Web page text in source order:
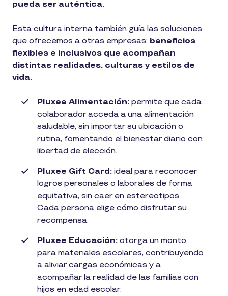
pueda ser auténtica.
Esta cultura interna también guía las soluciones
que ofrecemos a otras empresas: beneficios
flexibles e inclusivos que acompañan
distintas realidades, culturas y estilos de
vida.
Pluxee Alimentación: permite que cada
colaborador acceda a una alimentación
saludable, sin importar su ubicación o
rutina, fomentando el bienestar diario con
libertad de elección.
Pluxee Gift Card: ideal para reconocer
logros personales o laborales de forma
equitativa, sin caer en estereotipos.
Cada persona elige cómo disfrutar su
recompensa.
Pluxee Educación: otorga un monto
para materiales escolares, contribuyendo
a aliviar cargas económicas y a
acompañar la realidad de las familias con
hijos en edad escolar.